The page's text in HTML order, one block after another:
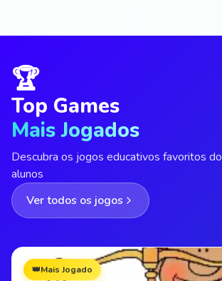
🏆
Top Games
Mais Jogados
Descubra os jogos educativos favoritos
alunos
Ver todos os jogos
👑Mais Jogado